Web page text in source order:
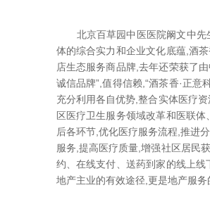
北京百草园中医医院阚文中先
体的综合实力和企业文化底蕴,酒
店生态服务商品牌,去年还荣获了
诚信品牌”,值得信赖,“酒茶香·正
充分利用各自优势,整合实体医疗
区医疗卫生服务领域改革和医联
后各环节,优化医疗服务流程,推进
服务,提高医疗质量,增强社区居民
约、在线支付、送药到家的线上
地产主业的有效途径,更是地产服务